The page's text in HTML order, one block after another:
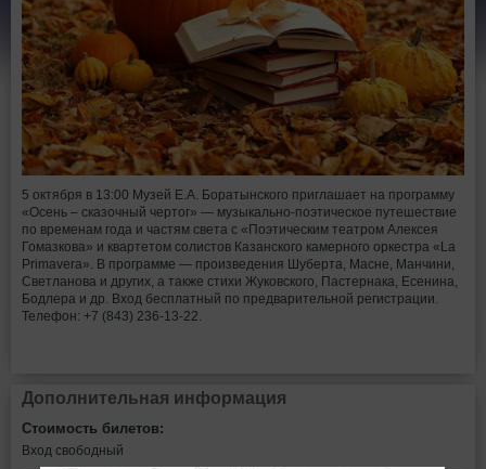
5 октября в 13:00 Музей Е.А. Боратынского приглашает на программу
«Осень – сказочный чертог» — музыкально-поэтическое путешествие
по временам года и частям света с «Поэтическим театром Алексея
Гомазкова» и квартетом солистов Казанского камерного оркестра «La
Primavera». В программе — произведения Шуберта, Масне, Манчини,
Светланова и других, а также стихи Жуковского, Пастернака, Есенина,
Бодлера и др. Вход бесплатный по предварительной регистрации.
Телефон: +7 (843) 236-13-22.
Дополнительная информация
Стоимость билетов:
Вход свободный